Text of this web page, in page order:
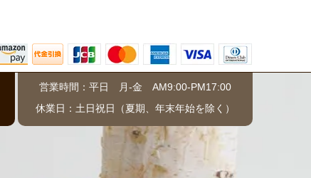
営業時間：平日 月-金 AM9:00-PM17:00
休業日：土日祝日（夏期、年末年始を除く）